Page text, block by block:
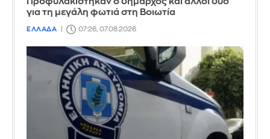
για τη μεγάλη φωτιά στη Βοιωτία
ΕΛΛΑΔΑ 07:26, 07.08.2026